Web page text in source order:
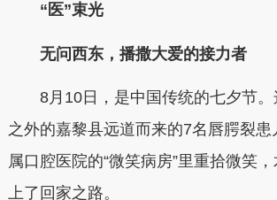
“医”束光
无问西东，播撒大爱的接力者
8月10日，是中国传统的七夕节。
之外的嘉黎县远道而来的7名唇腭裂
属口腔医院的“微笑病房”里重拾微笑
上了回家之路。